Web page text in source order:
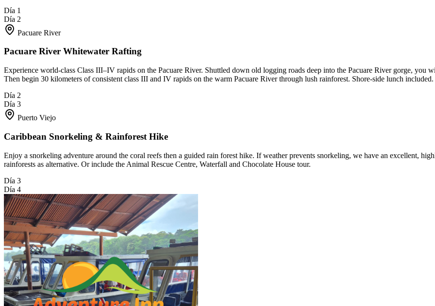
Día 1
Día 2
Pacuare River
Pacuare River Whitewater Rafting
Experience world-class Class III–IV rapids on the Pacuare River. Shuttled down old logging roads deep into the Pacuare River gorge, you
Then begin 30 kilometers of consistent class III and IV rapids on the warm Pacuare River through lush rainforest. Shore-side lunch
Día 2
Día 3
Puerto Viejo
Caribbean Snorkeling & Rainforest Hike
Enjoy a snorkeling adventure around the coral reefs then a guided rain forest hike. If weather prevents snorkeling, we have an excellent,
rainforests as alternative. Or include the Animal Rescue Centre, Waterfall and Chocolate House tour.
Día 3
Día 4